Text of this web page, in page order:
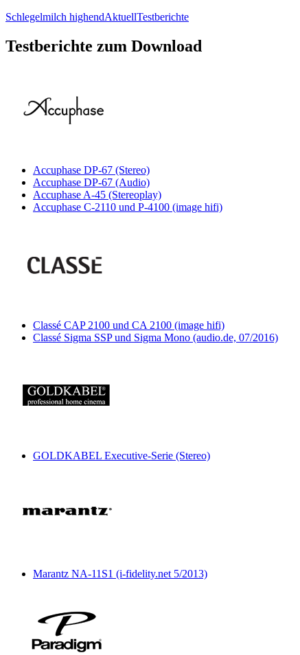
Schlegelmilch highendAktuellTestberichte
Testberichte zum Download
Accuphase DP-67 (Stereo)
Accuphase DP-67 (Audio)
Accuphase A-45 (Stereoplay)
Accuphase C-2110 und P-4100 (image hifi)
Classé CAP 2100 und CA 2100 (image hifi)
Classé Sigma SSP und Sigma Mono (audio.de, 07/2016)
GOLDKABEL Executive-Serie (Stereo)
Marantz NA-11S1 (i-fidelity.net 5/2013)